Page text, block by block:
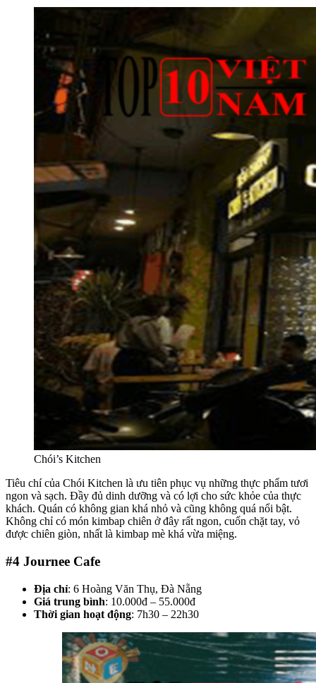
Chói’s Kitchen
Tiêu chí của Chói Kitchen là ưu tiên phục vụ những thực phẩm tươi
ngon và sạch. Đầy đủ dinh dưỡng và có lợi cho sức khỏe của thực
khách. Quán có không gian khá nhỏ và cũng không quá nổi bật.
Không chỉ có món kimbap chiên ở đây rất ngon, cuốn chặt tay, vỏ
được chiên giòn, nhất là kimbap mè khá vừa miệng.
#4 Journee Cafe
Địa chỉ: 6 Hoàng Văn Thụ, Đà Nẵng
Giá trung bình: 10.000đ – 55.000đ
Thời gian hoạt động: 7h30 – 22h30